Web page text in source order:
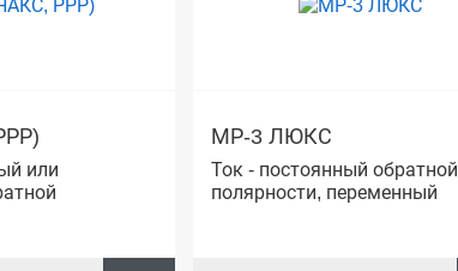
или
МР-3 ЛЮКС
Ток - постоянный обратной
полярности, переменный